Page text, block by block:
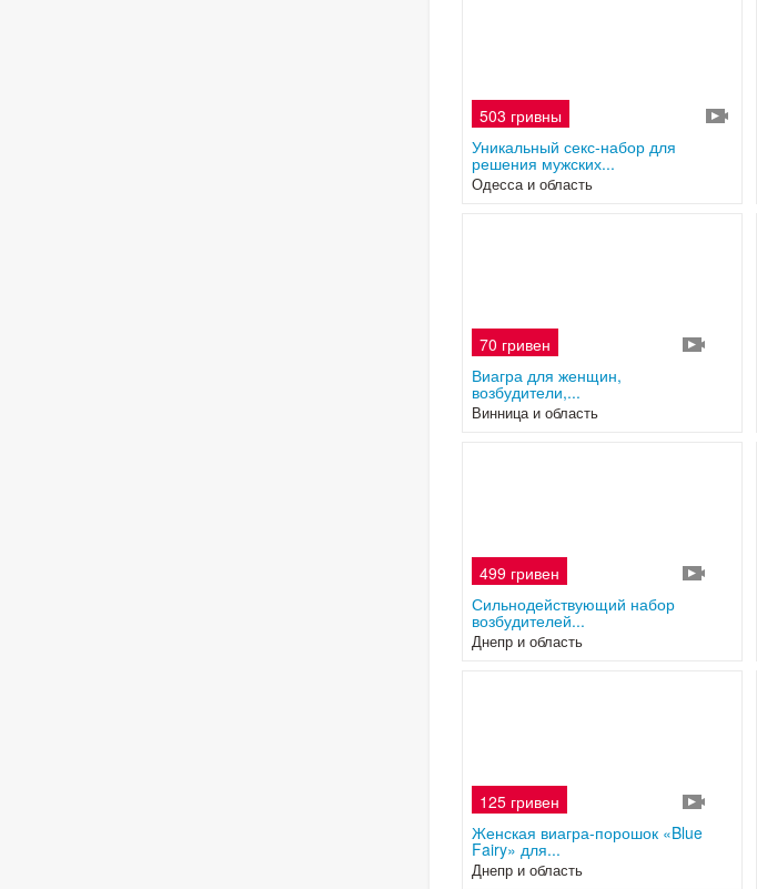
503 гривны
Уникальный секс-набор для
решения мужских...
Одесса и область
70 гривен
Виагра для женщин,
возбудители,...
Винница и область
499 гривен
Сильнодействующий набор
возбудителей...
Днепр и область
125 гривен
Женская виагра-порошок «Blue
Fairy» для...
Днепр и область